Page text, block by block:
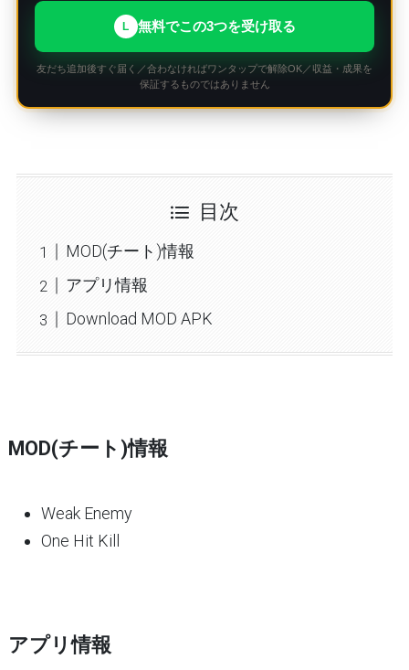
L 無料でこの3つを受け取る
友だち追加後すぐ届く／合わなければワンタップで解除OK／収益・成果を
保証するものではありません
目次
MOD(チート)情報
アプリ情報
Download MOD APK
MOD(チート)情報
Weak Enemy
One Hit Kill
アプリ情報